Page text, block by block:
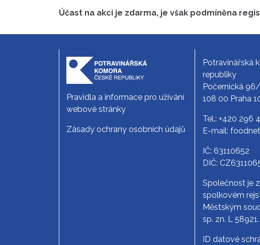
Účast na akci je zdarma, je však podmíněna
Pravidla a informace pro užívání
webové stránky
Zásady ochrany osobních údajů
Potravinářská
republiky
Počernická
108 00 Praha
Tel.: +420 296
E-mail:
IČ: 63110652
DIČ:
Společnost je
spolkovém
Městským
sp. zn. L 58921.
ID datové